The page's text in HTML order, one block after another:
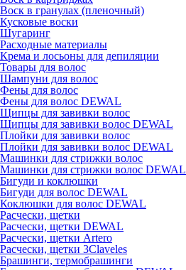
Воск в гранулах (пленочный)
Кусковые воски
Шугаринг
Расходные материалы
Крема и лосьоны для депиляции
Товары для волос
Шампуни для волос
Фены для волос
Фены для волос DEWAL
Щипцы для завивки волос
Щипцы для завивки волос DEWAL
Плойки для завивки волос
Плойки для завивки волос DEWAL
Машинки для стрижки волос
Машинки для стрижки волос DEWAL
Бигуди и коклюшки
Бигуди для волос DEWAL
Коклюшки для волос DEWAL
Расчески, щетки
Расчески, щетки DEWAL
Расчески, щетки Artero
Расчески, щетки 3Claveles
Брашинги, термобрашинги